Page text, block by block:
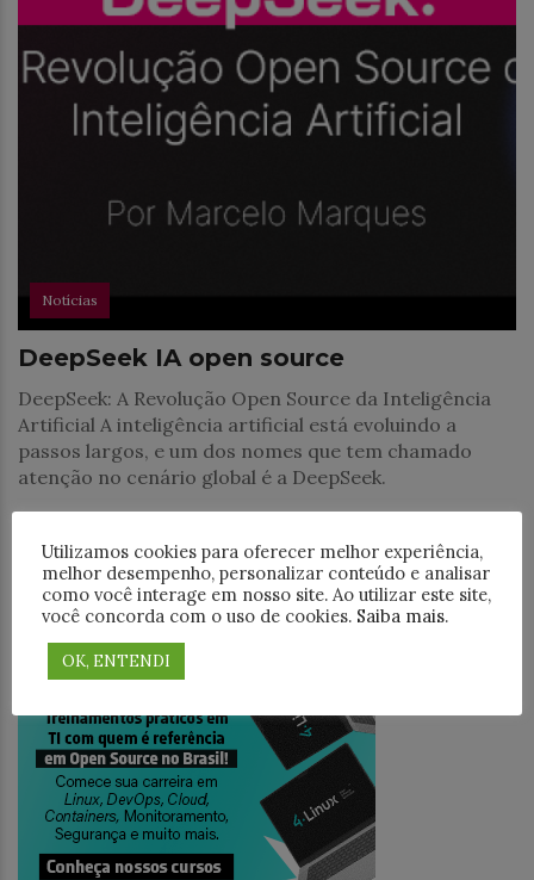
Notícias
DeepSeek IA open source
DeepSeek: A Revolução Open Source da Inteligência
Artificial A inteligência artificial está evoluindo a
passos largos, e um dos nomes que tem chamado
atenção no cenário global é a DeepSeek.
TREINAMENTO
Utilizamos cookies para oferecer melhor experiência,
melhor desempenho, personalizar conteúdo e analisar
como você interage em nosso site. Ao utilizar este site,
você concorda com o uso de cookies. Saiba mais.
OK, ENTENDI